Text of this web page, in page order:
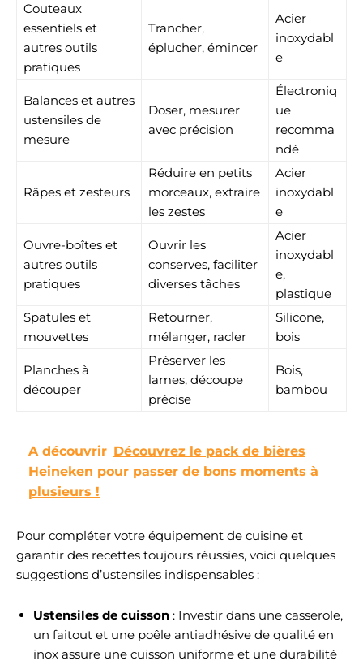
Couteaux
essentiels et
autres outils
pratiques
Trancher,
éplucher, émincer
Acier
inoxydabl
e
Balances et autres
ustensiles de
mesure
Doser, mesurer
avec précision
Électroniq
ue
recomma
ndé
Râpes et zesteurs
Réduire en petits
morceaux, extraire
les zestes
Acier
inoxydabl
e
Ouvre-boîtes et
autres outils
pratiques
Ouvrir les
conserves, faciliter
diverses tâches
Acier
inoxydabl
e,
plastique
Spatules et
mouvettes
Retourner,
mélanger, racler
Silicone,
bois
Planches à
découper
Préserver les
lames, découpe
précise
Bois,
bambou
A découvrir Découvrez le pack de bières
Heineken pour passer de bons moments à
plusieurs !
Pour compléter votre équipement de cuisine et
garantir des recettes toujours réussies, voici quelques
suggestions d’ustensiles indispensables :
Ustensiles de cuisson : Investir dans une casserole,
un faitout et une poêle antiadhésive de qualité en
inox assure une cuisson uniforme et une durabilité